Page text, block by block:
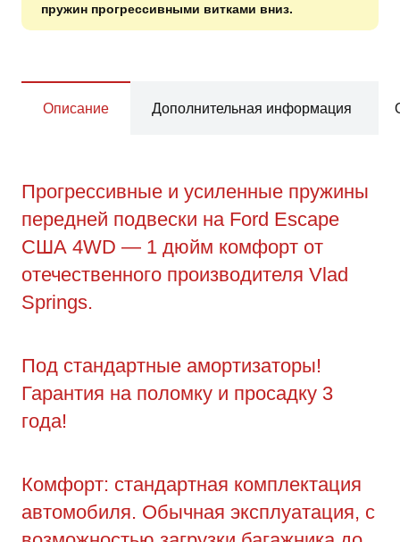
пружин прогрессивными витками вниз.
Описание Дополнительная информация
Прогрессивные и усиленные пружины
передней подвески на Ford Escape
США 4WD — 1 дюйм комфорт от
отечественного производителя Vlad
Springs.
Под стандартные амортизаторы!
Гарантия на поломку и просадку 3
года!
Комфорт: стандартная комплектация
автомобиля. Обычная эксплуатация, с